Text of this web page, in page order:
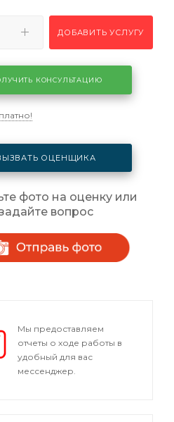
ДОБАВИТЬ УСЛУГУ
КОНСУЛЬТАЦИЮ
ОЦЕНЩИКА
фото на оценку или
вопрос
Мы предоставляем
отчеты о ходе работы в
удобный для вас
мессенджер.